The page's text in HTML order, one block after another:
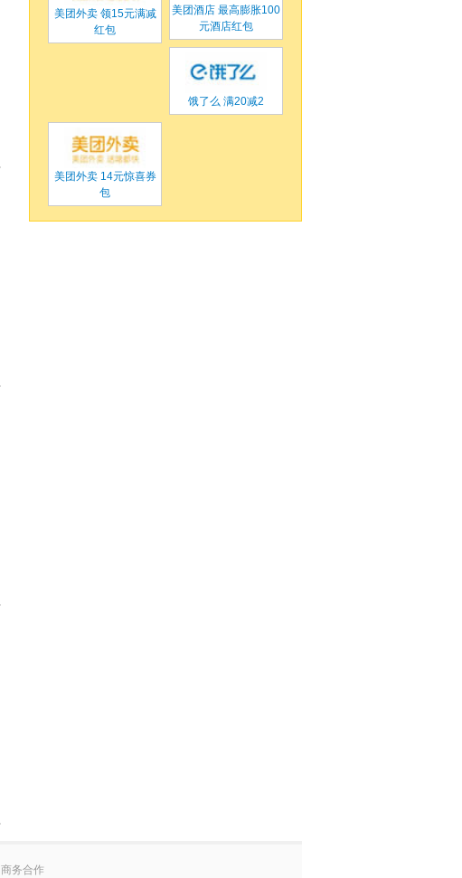
美团外卖 领15元满减
红包
美团酒店最高膨胀100
元酒店红包
饿了么 满20减2
美团外卖 14元惊喜券
包
商务合作